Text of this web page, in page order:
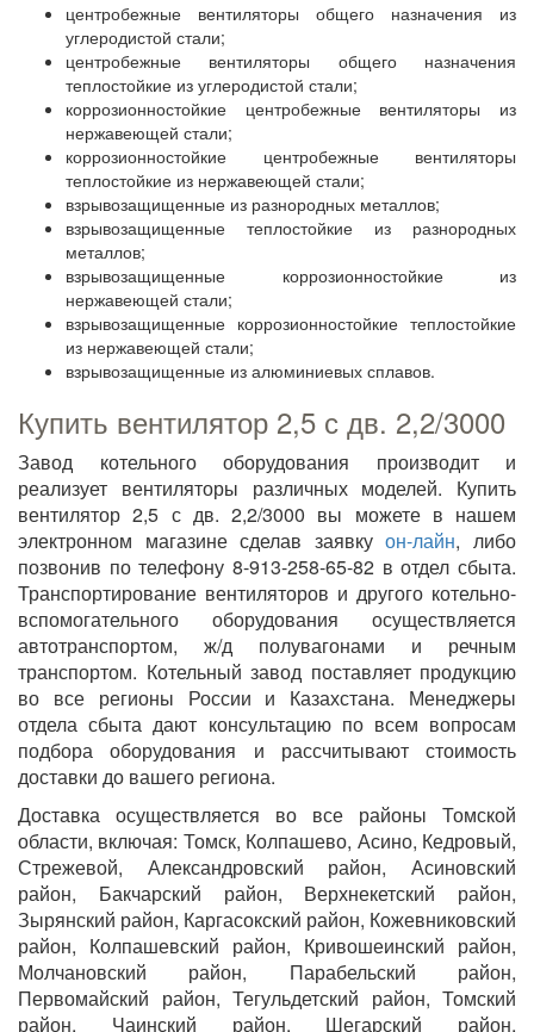
центробежные вентиляторы общего назначения из
углеродистой стали;
центробежные вентиляторы общего назначения
теплостойкие из углеродистой стали;
коррозионностойкие центробежные вентиляторы из
нержавеющей стали;
коррозионностойкие центробежные вентиляторы
теплостойкие из нержавеющей стали;
взрывозащищенные из разнородных металлов;
взрывозащищенные теплостойкие из разнородных
металлов;
взрывозащищенные коррозионностойкие из
нержавеющей стали;
взрывозащищенные коррозионностойкие теплостойкие
из нержавеющей стали;
взрывозащищенные из алюминиевых сплавов.
Купить вентилятор 2,5 с дв. 2,2/3000
Завод котельного оборудования производит и
реализует вентиляторы различных моделей. Купить
вентилятор 2,5 с дв. 2,2/3000 вы можете в нашем
электронном магазине сделав заявкуон-лайн, либо
позвонив по телефону 8-913-258-65-82 в отдел сбыта.
Транспортирование вентиляторов и другого котельно-
вспомогательного оборудования осуществляется
автотранспортом, ж/д полувагонами и речным
транспортом. Котельный завод поставляет продукцию
во все регионы России и Казахстана. Менеджеры
отдела сбыта дают консультацию по всем вопросам
подбора оборудования и рассчитывают стоимость
доставки до вашего региона.
Доставка осуществляется во все районы Томской
области, включая: Томск, Колпашево, Асино, Кедровый,
Стрежевой, Александровский район, Асиновский
район, Бакчарский район, Верхнекетский район,
Зырянский район, Каргасокский район, Кожевниковский
район, Колпашевский район, Кривошеинский район,
Молчановский район, Парабельский район,
Первомайский район, Тегульдетский район, Томский
район, Чаинский район, Шегарский район,